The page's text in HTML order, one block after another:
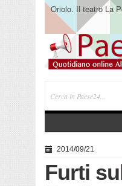
Oriolo. Il teatro La
terra”
2014/09/21
Furti